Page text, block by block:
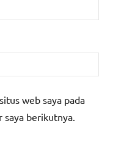
web saya pada
berikutnya.